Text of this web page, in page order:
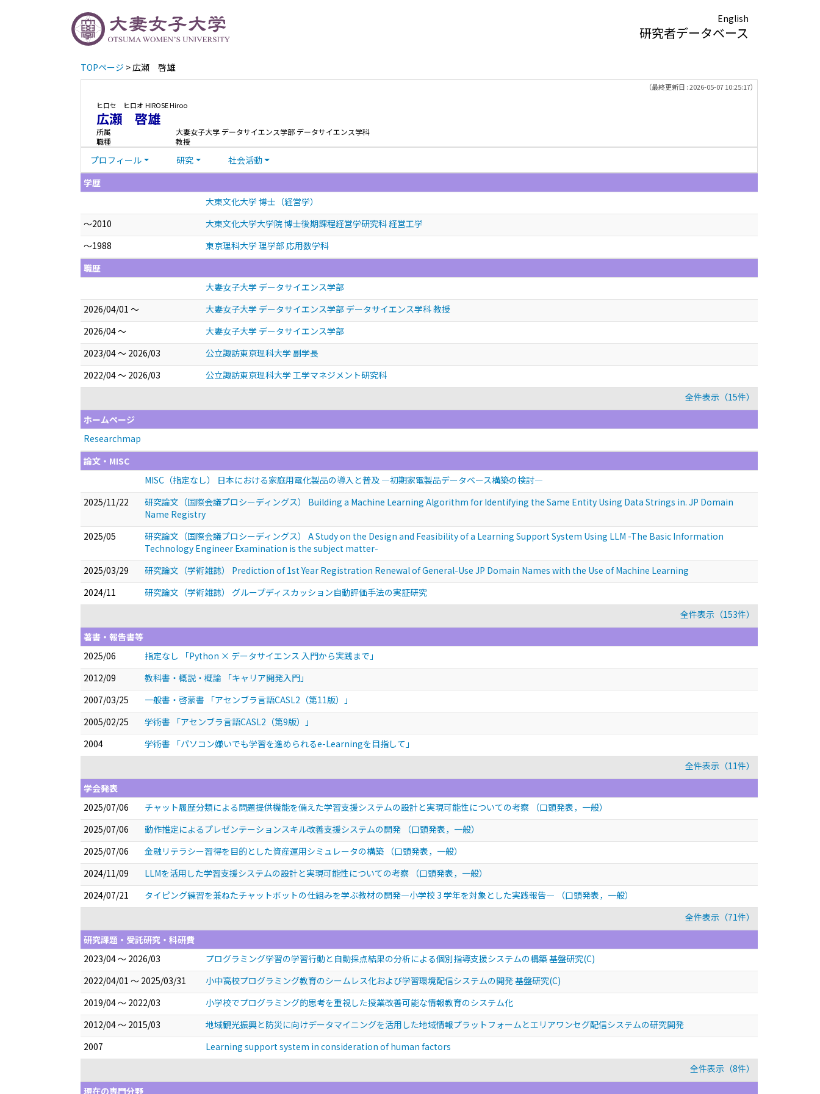
English
研究者データベース
TOPページ > 広瀬 啓雄
（最終更新日 : 2026-05-07 10:25:17）
ヒロセ ヒロオ HIROSE Hiroo
広瀬 啓雄
所属
大妻女子大学 データサイエンス学部 データサイエンス学科
職種
教授
プロフィール 研究
社会活動
学歴
大東文化大学 博士（経営学）
～2010
大東文化大学大学院 博士後期課程経営学研究科 経営工学
～1988
東京理科大学 理学部 応用数学科
職歴
大妻女子大学 データサイエンス学部
2026/04/01 ～
大妻女子大学 データサイエンス学部 データサイエンス学科 教授
2026/04 ～
大妻女子大学 データサイエンス学部
2023/04 ～ 2026/03
公立諏訪東京理科大学 副学長
2022/04 ～ 2026/03
公立諏訪東京理科大学 工学マネジメント研究科
全件表示（15件）
ホームページ
Researchmap
論文・MISC
MISC（指定なし） 日本における家庭用電化製品の導入と普及 ―初期家電製品データベース構築の検討―
2025/11/22
研究論文（国際会議プロシーディングス） Building a Machine Learning Algorithm for Identifying the Same Entity Using Data Strings in. JP Domain
Name Registry
2025/05
研究論文（国際会議プロシーディングス） A Study on the Design and Feasibility of a Learning Support System Using LLM -The Basic Information
Technology Engineer Examination is the subject matter-
2025/03/29
研究論文（学術雑誌） Prediction of 1st Year Registration Renewal of General-Use JP Domain Names with the Use of Machine Learning
2024/11
研究論文（学術雑誌） グループディスカッション自動評価手法の実証研究
全件表示（153件）
著書・報告書等
2025/06
指定なし 「Python × データサイエンス 入門から実践まで」
2012/09
教科書・概説・概論 「キャリア開発入門」
2007/03/25
一般書・啓蒙書 「アセンブラ言語CASL2（第11版）」
2005/02/25
学術書 「アセンブラ言語CASL2（第9版）」
2004
学術書 「パソコン嫌いでも学習を進められるe-Learningを目指して」
全件表示（11件）
学会発表
2025/07/06
チャット履歴分類による問題提供機能を備えた学習支援システムの設計と実現可能性についての考察
（口頭発表，一般）
2025/07/06
動作推定によるプレゼンテーションスキル改善支援システムの開発
（口頭発表，一般）
2025/07/06
金融リテラシー習得を目的とした資産運用シミュレータの構築
（口頭発表，一般）
2024/11/09
LLMを活用した学習支援システムの設計と実現可能性についての考察
（口頭発表，一般）
2024/07/21
タイピング練習を兼ねたチャットボットの仕組みを学ぶ教材の開発―小学校 3 学年を対象とした実践報告―
（口頭発表，一般）
全件表示（71件）
研究課題・受託研究・科研費
2023/04 ～ 2026/03
プログラミング学習の学習行動と自動採点結果の分析による個別指導支援システムの構築 基盤研究(C)
2022/04/01 ～ 2025/03/31
小中高校プログラミング教育のシームレス化および学習環境配信システムの開発 基盤研究(C)
2019/04 ～ 2022/03
小学校でプログラミング的思考を重視した授業改善可能な情報教育のシステム化
2012/04 ～ 2015/03
地域観光振興と防災に向けデータマイニングを活用した地域情報プラットフォームとエリアワンセグ配信システムの研究開発
2007
Learning support system in consideration of human factors
全件表示（8件）
現在の専門分野